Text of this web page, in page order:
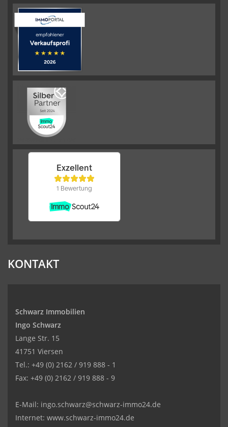
KONTAKT
Schwarz Immobilien
Ingo Schwarz
Lange Str. 15
41751 Viersen
Tel.: +49 (0) 2162 / 919 888 - 1
Fax: +49 (0) 2162 / 919 888 - 9
E-Mail: ingo.schwarz@schwarz-immo24.de
Internet: www.schwarz-immo24.de
SCHWARZ Immobilien Ingo Schwarz
GUT